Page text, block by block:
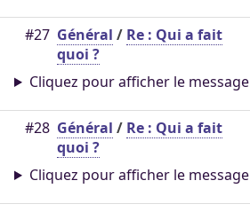
#27 Général / Re : Qui a fait
quoi ?
Cliquez pour afficher le message
#28 Général / Re : Qui a fait
quoi ?
Cliquez pour afficher le message